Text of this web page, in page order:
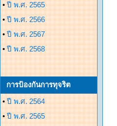
• ปี พ.ศ. 2565
• ปี พ.ศ. 2566
• ปี พ.ศ. 2567
• ปี พ.ศ. 2568
การป้องกันการทุจริต
• ปี พ.ศ. 2564
• ปี พ.ศ. 2565